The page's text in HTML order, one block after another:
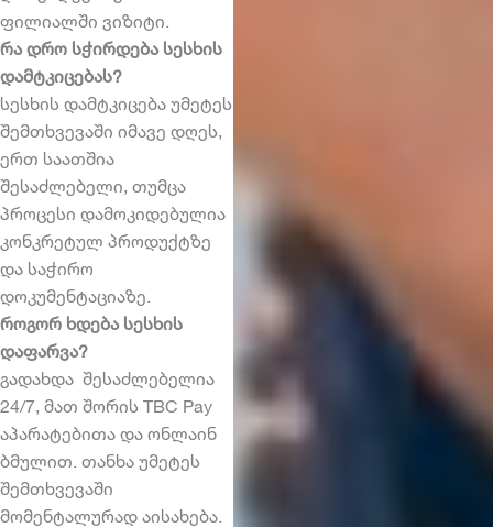
ფილიალში ვიზიტი.
რა დრო სჭირდება სესხის
დამტკიცებას?
სესხის დამტკიცება უმეტეს
შემთხვევაში იმავე დღეს,
ერთ საათშია
შესაძლებელი, თუმცა
პროცესი დამოკიდებულია
კონკრეტულ პროდუქტზე
და საჭირო
დოკუმენტაციაზე.
როგორ ხდება სესხის
დაფარვა?
გადახდა შესაძლებელია
24/7, მათ შორის TBC Pay
აპარატებითა და ონლაინ
ბმულით. თანხა უმეტეს
შემთხვევაში
მომენტალურად აისახება.